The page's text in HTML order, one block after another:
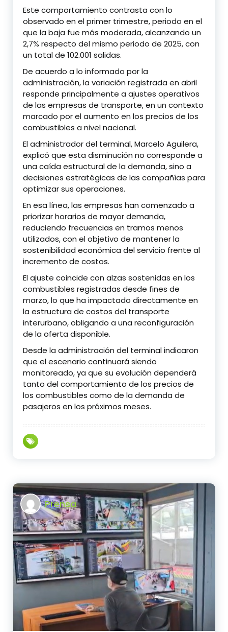
Este comportamiento contrasta con lo
observado en el primer trimestre, periodo en el
que la baja fue más moderada, alcanzando un
2,7% respecto del mismo periodo de 2025, con
un total de 102.001 salidas.
De acuerdo a lo informado por la
administración, la variación registrada en abril
responde principalmente a ajustes operativos
de las empresas de transporte, en un contexto
marcado por el aumento en los precios de los
combustibles a nivel nacional.
El administrador del terminal,Marcelo Aguilera,
explicó que esta disminución no corresponde a
una caída estructural de la demanda, sino a
decisiones estratégicas de las compañías para
optimizar sus operaciones.
En esa línea, las empresas han comenzado a
priorizar horarios de mayor demanda,
reduciendo frecuencias en tramos menos
utilizados, con el objetivo de mantener la
sostenibilidad económica del servicio frente al
incremento de costos.
El ajuste coincide con alzas sostenidas en los
combustibles registradas desde fines de
marzo, lo que ha impactado directamente en
la estructura de costos del transporte
interurbano, obligando a una reconfiguración
de la oferta disponible.
Desde la administración del terminal indicaron
que el escenario continuará siendo
monitoreado, ya que su evolución dependerá
tanto del comportamiento de los precios de
los combustibles como de la demanda de
pasajeros en los próximos meses.
Prensa